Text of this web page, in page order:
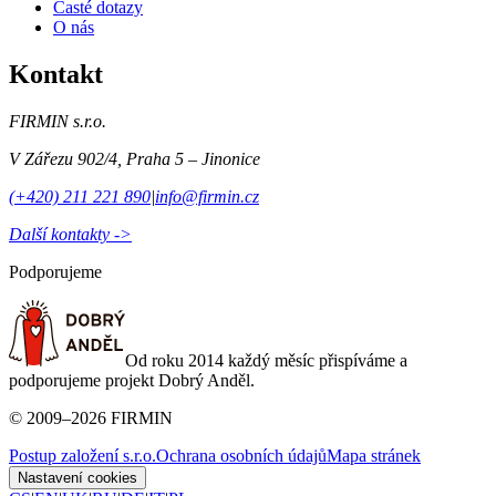
Časté dotazy
O nás
Kontakt
FIRMIN s.r.o.
V Zářezu 902/4 Praha 5 – Jinonice
(+420) 211 221 890|info@firmin.cz
Další kontakty ->
Podporujeme
Od roku 2014 každý měsíc přispíváme a
podporujeme projekt Dobrý Anděl.
© 2009–2026 FIRMIN
Postup založení s.r.o.Ochrana osobních údajůMapa stránek
Nastavení cookies